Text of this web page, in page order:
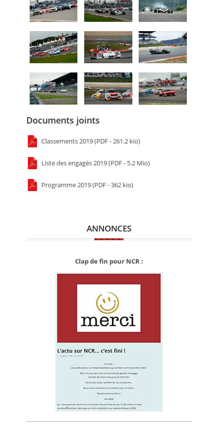
Documents joints
Classements 2019 (PDF - 261.2 kio)
Liste des engagés 2019 (PDF - 5.2 Mio)
Programme 2019 (PDF - 362 kio)
ANNONCES
Clap de fin pour NCR :